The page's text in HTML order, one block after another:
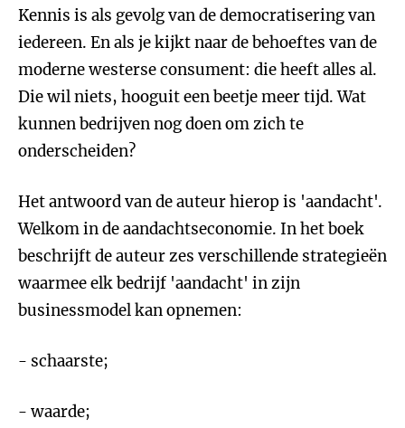
Kennis is als gevolg van de democratisering van
iedereen. En als je kijkt naar de behoeftes van de
moderne westerse consument: die heeft alles al.
Die wil niets, hooguit een beetje meer tijd. Wat
kunnen bedrijven nog doen om zich te
onderscheiden?
Het antwoord van de auteur hierop is 'aandacht'.
Welkom in de aandachtseconomie. In het boek
beschrijft de auteur zes verschillende strategieën
waarmee elk bedrijf 'aandacht' in zijn
businessmodel kan opnemen:
- schaarste;
- waarde;